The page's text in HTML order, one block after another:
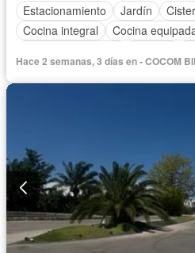
Estacionamiento
Jardín
Cocina integral
Cocina
Cuarto de Limpieza
Televisión
Hace 2 semanas, 3 días en - COCOM